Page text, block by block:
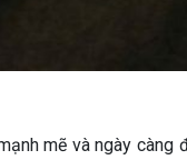
mẽ và ngày